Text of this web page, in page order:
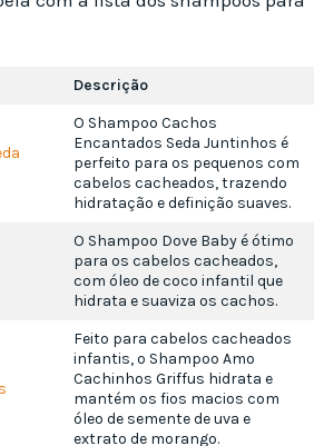
Descrição
O Shampoo Cachos
Encantados Seda Juntinhos é
perfeito para os pequenos com
cabelos cacheados, trazendo
hidratação e definição suaves.
O Shampoo Dove Baby é ótimo
para os cabelos cacheados,
com óleo de coco infantil que
hidrata e suaviza os cachos.
Feito para cabelos cacheados
infantis, o Shampoo Amo
Cachinhos Griffus hidrata e
mantém os fios macios com
óleo de semente de uva e
extrato de morango.